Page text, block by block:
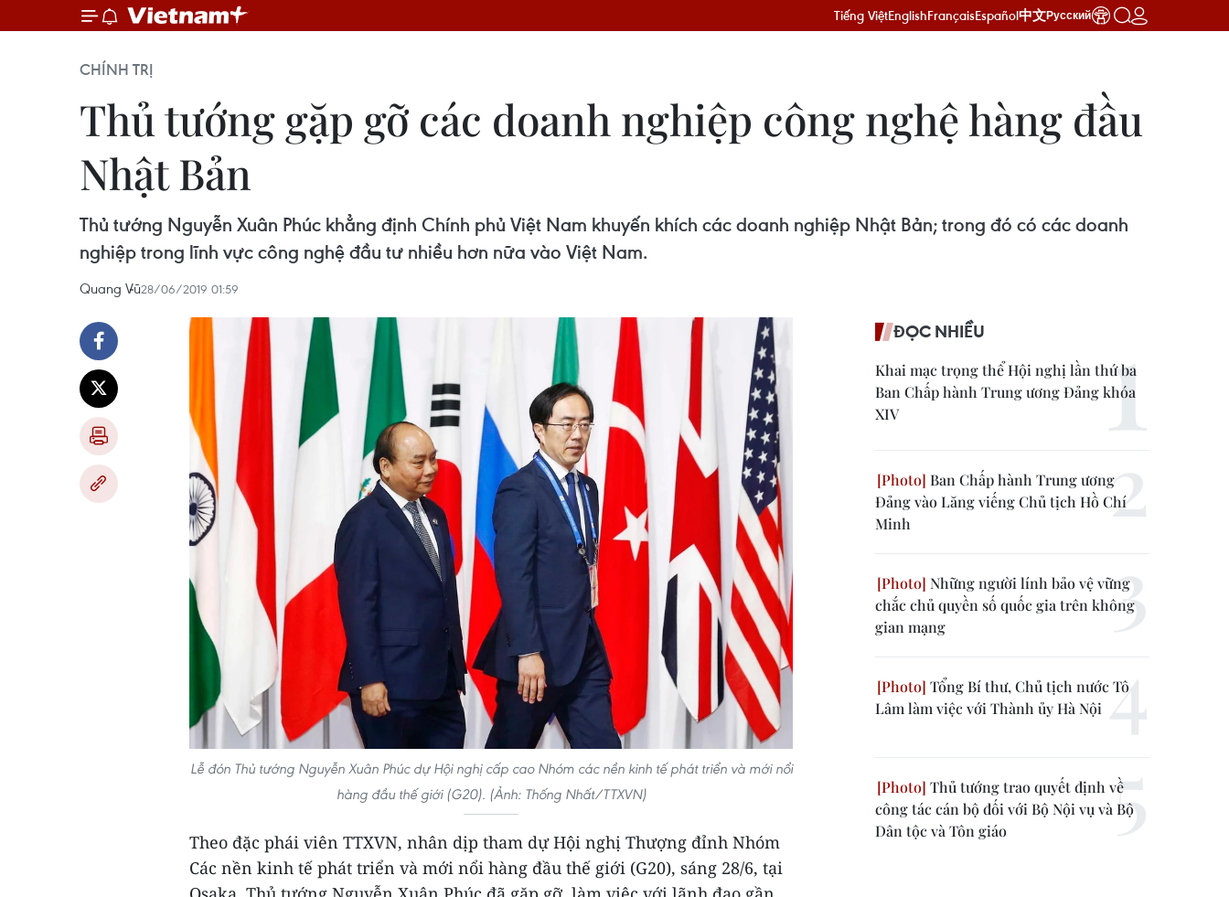
Tiếng ViệtEnglishFrançaisEspañol中文Русский
CHÍNH TRỊ
Thủ tướng gặp gỡ các doanh nghiệp công nghệ hàng đầu
Nhật Bản
Thủ tướng Nguyễn Xuân Phúc khẳng định Chính phủ Việt Nam khuyến khích các doanh nghiệp Nhật Bản; trong đó có các doanh
nghiệp trong lĩnh vực công nghệ đầu tư nhiều hơn nữa vào Việt Nam.
Quang Vũ28/06/2019 01:59
Lễ đón Thủ tướng Nguyễn Xuân Phúc dự Hội nghị cấp cao Nhóm các nền kinh tế phát triển và mới nổi
hàng đầu thế giới (G20). (Ảnh: Thống Nhất/TTXVN)
Theo đặc phái viên TTXVN, nhân dịp tham dự Hội nghị Thượng đỉnh Nhóm
Các nền kinh tế phát triển và mới nổi hàng đầu thế giới (G20), sáng 28/6, tại
ĐỌC NHIỀU
Khai mạc trọng thể Hội nghị lần thứ ba
Ban Chấp hành Trung ương Đảng khóa
XIV
Ban Chấp hành Trung ương
Đảng vào Lăng viếng Chủ tịch Hồ Chí
Minh
Những người lính bảo vệ vững
chắc chủ quyền số quốc gia trên không
gian mạng
Tổng Bí thư, Chủ tịch nước Tô
Lâm làm việc với Thành ủy Hà Nội
Thủ tướng trao quyết định về
công tác cán bộ đối với Bộ Nội vụ và Bộ
Dân tộc và Tôn giáo